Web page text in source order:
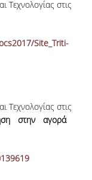
Τεχνολογίας στις
Site_Triti-
Τεχνολογίας στις
στην αγορά